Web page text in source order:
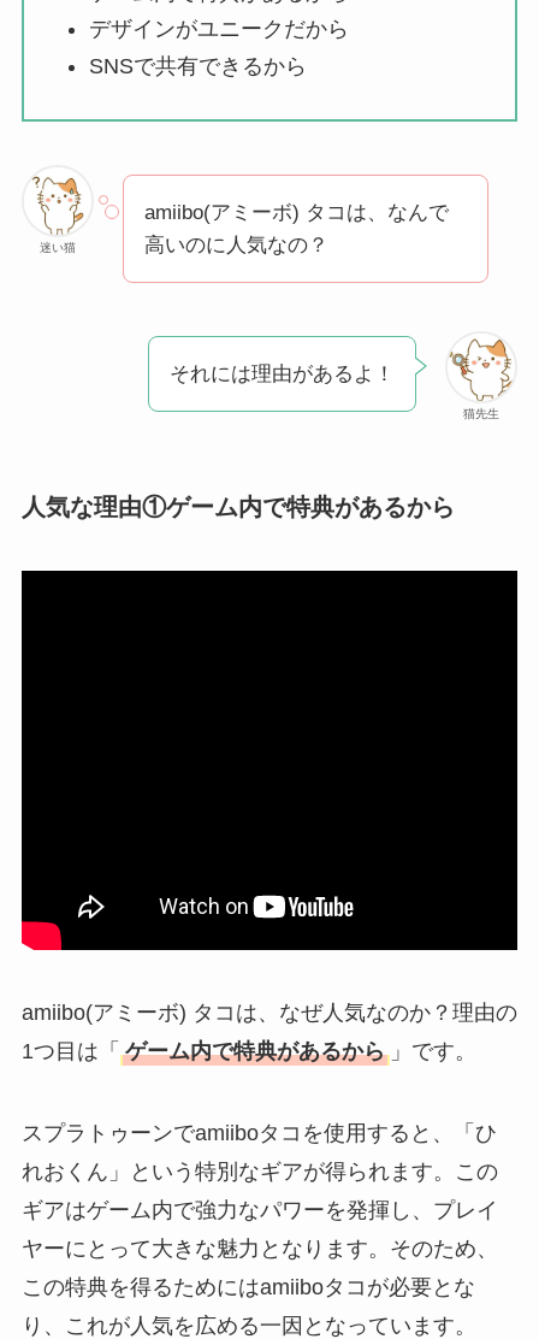
想夫恋はなぜ高い？
人気の理由と安く買
ぜ人気？安く買える
方法も解説！
テはなぜ高い？なぜ
人気？安く買える方
法も解説！
なぜ高い？なぜ人
デザインがユニークだから
SNSで共有できるから
迷い猫
amiibo(アミーボ) タコは、なんで
高いのに人気なの？
猫先生
それには理由があるよ！
人気な理由①ゲーム内で特典があるから
amiibo(アミーボ) タコは、なぜ人気なのか？理由の
1つ目は「 ゲーム内で特典があるから 」です。
スプラトゥーンでamiiboタコを使用すると、「ひ
れおくん」という特別なギアが得られます。この
ギアはゲーム内で強力なパワーを発揮し、プレイ
ヤーにとって大きな魅力となります。そのため、
この特典を得るためにはamiiboタコが必要とな
り、これが人気を広める一因となっています。